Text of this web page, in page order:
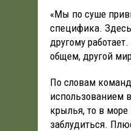
«Мы по суше
специфика.
другому
общем, другой
По словам
использованием
крылья, то в
заблудиться.